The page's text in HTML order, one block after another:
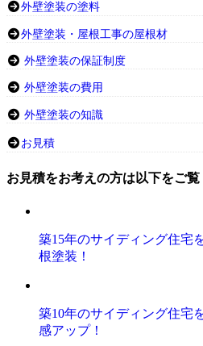
外壁塗装の塗料
外壁塗装・屋根工事の屋根材
外壁塗装の保証制度
外壁塗装の費用
外壁塗装の知識
お見積
お見積をお考えの方は以下をご
築15年のサイディング住宅
根塗装！
築10年のサイディング住宅
感アップ！